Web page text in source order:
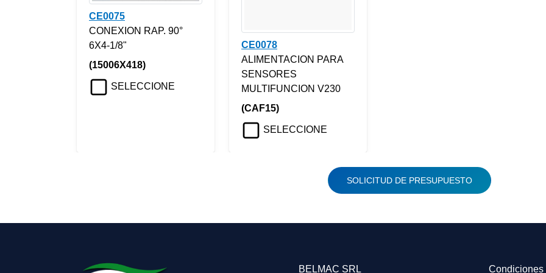
CE0075
CONEXION RAP. 90°
6X4-1/8"
(15006X418)
SELECCIONE
CE0078
ALIMENTACION PARA
SENSORES
MULTIFUNCION V230
(CAF15)
SELECCIONE
SOLICITUD DE PRESUPUESTO
BELMAC SRL Condiciones